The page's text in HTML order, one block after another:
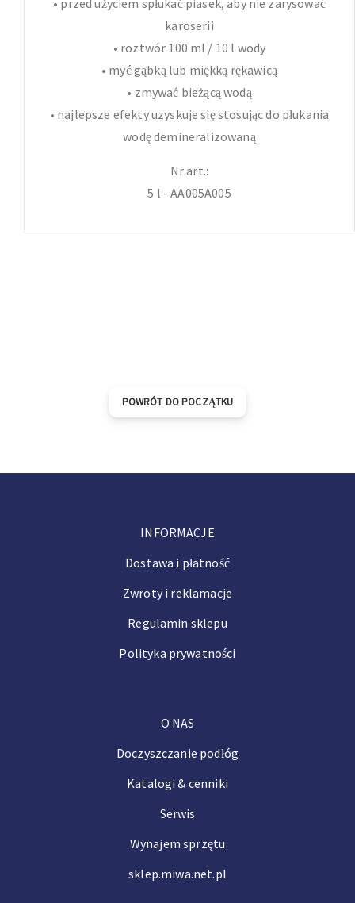
karoserii
• roztwór 100 ml / 10 l wody
• myć gąbką lub miękką rękawicą
• zmywać bieżącą wodą
• najlepsze efekty uzyskuje się stosując do płukania
wodę demineralizowaną
Nr art.:
5 l - AA005A005
POWRÓT DO POCZĄTKU
INFORMACJE
Dostawa i płatność
Zwroty i reklamacje
Regulamin sklepu
Polityka prywatności
O NAS
Doczyszczanie podłóg
Katalogi & cenniki
Serwis
Wynajem sprzętu
sklep.miwa.net.pl